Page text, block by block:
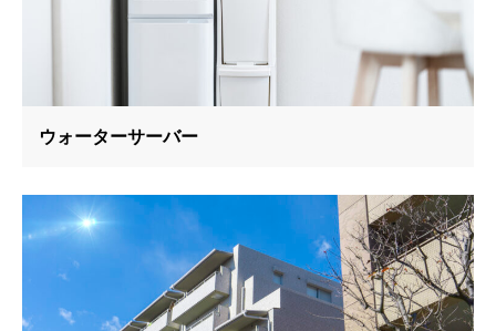
ウォーターサーバー